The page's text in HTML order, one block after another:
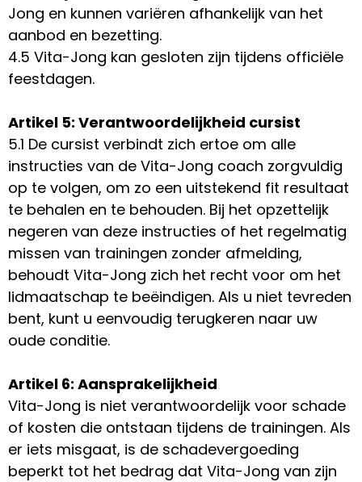
Jong en kunnen variëren afhankelijk van het
aanbod en bezetting.
4.5 Vita-Jong kan gesloten zijn tijdens officiële
feestdagen.
Artikel 5: Verantwoordelijkheid cursist
5.1 De cursist verbindt zich ertoe om alle
instructies van de Vita-Jong coach zorgvuldig
op te volgen, om zo een uitstekend fit resultaat
te behalen en te behouden. Bij het opzettelijk
negeren van deze instructies of het regelmatig
missen van trainingen zonder afmelding,
behoudt Vita-Jong zich het recht voor om het
lidmaatschap te beëindigen. Als u niet tevreden
bent, kunt u eenvoudig terugkeren naar uw
oude conditie.
Artikel 6: Aansprakelijkheid
Vita-Jong is niet verantwoordelijk voor schade
of kosten die ontstaan tijdens de trainingen. Als
er iets misgaat, is de schadevergoeding
beperkt tot het bedrag dat Vita-Jong van zijn